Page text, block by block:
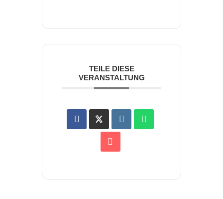
TEILE DIESE
VERANSTALTUNG